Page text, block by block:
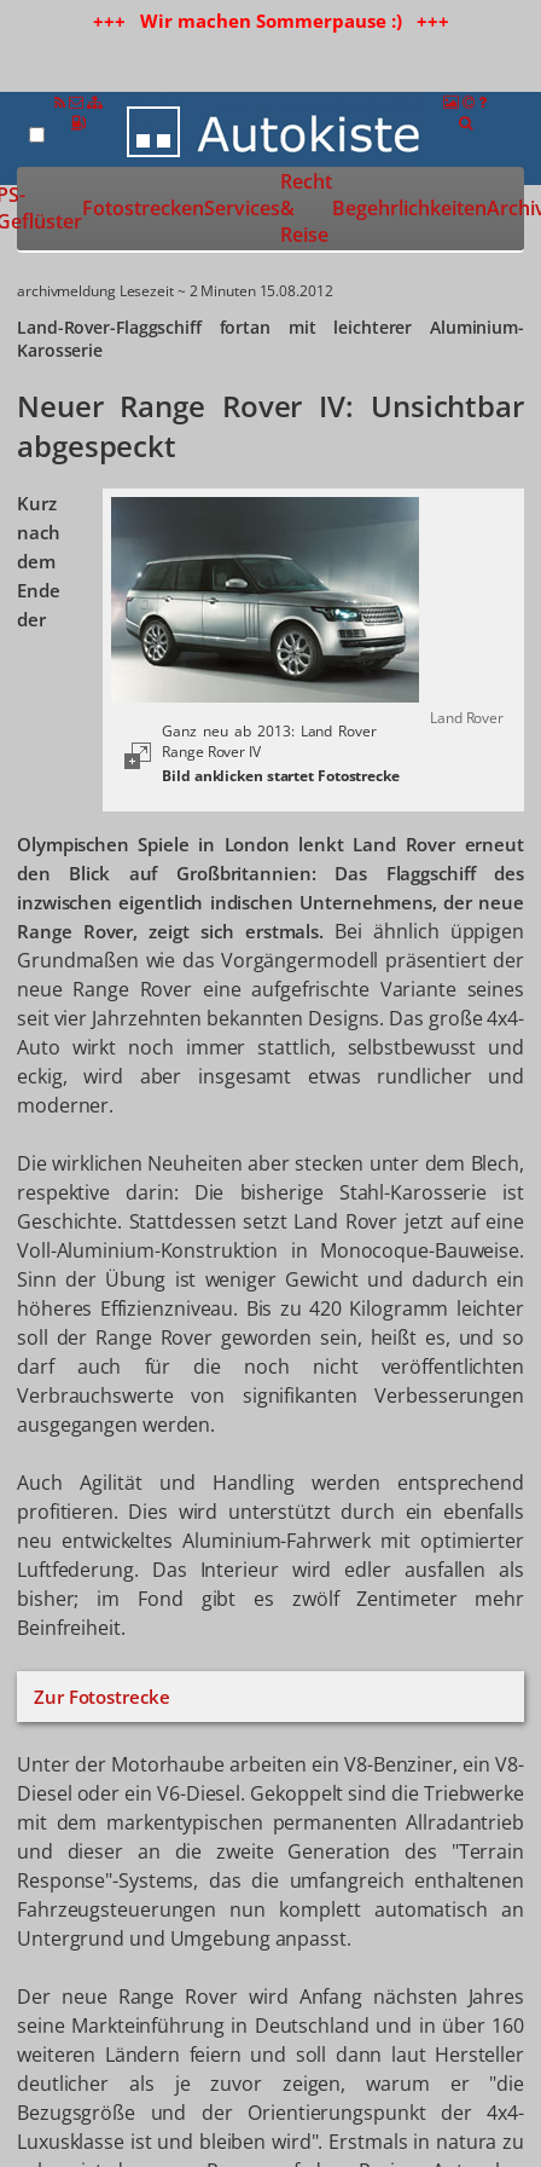
+++ Wir machen Sommerpause :) +++
Zur Startseite
FotostreckenServices
Recht
&
Reise
Begehrlichkeiten
archivmeldung Lesezeit ~ 2 Minuten 15.08.2012
Land-Rover-Flaggschiff fortan mit leichterer Aluminium-
Karosserie
Neuer Range Rover IV: Unsichtbar
abgespeckt
Land Rover
Ganz neu ab 2013: Land Rover
Range Rover IV
Kurz
nach
dem
Ende
der
Olympischen Spiele in London lenkt Land Rover erneut
den Blick auf Großbritannien: Das Flaggschiff des
inzwischen eigentlich indischen Unternehmens, der neue
Range Rover, zeigt sich erstmals. Bei ähnlich üppigen
Grundmaßen wie das Vorgängermodell präsentiert der
neue Range Rover eine aufgefrischte Variante seines
seit vier Jahrzehnten bekannten Designs. Das große 4x4-
Auto wirkt noch immer stattlich, selbstbewusst und
eckig, wird aber insgesamt etwas rundlicher und
moderner.
Die wirklichen Neuheiten aber stecken unter dem Blech,
respektive darin: Die bisherige Stahl-Karosserie ist
Geschichte. Stattdessen setzt Land Rover jetzt auf eine
Voll-Aluminium-Konstruktion in Monocoque-Bauweise.
Sinn der Übung ist weniger Gewicht und dadurch ein
höheres Effizienzniveau. Bis zu 420 Kilogramm leichter
soll der Range Rover geworden sein, heißt es, und so
darf auch für die noch nicht veröffentlichten
Verbrauchswerte von signifikanten Verbesserungen
ausgegangen werden.
Auch Agilität und Handling werden entsprechend
profitieren. Dies wird unterstützt durch ein ebenfalls
neu entwickeltes Aluminium-Fahrwerk mit optimierter
Luftfederung. Das Interieur wird edler ausfallen als
bisher; im Fond gibt es zwölf Zentimeter mehr
Beinfreiheit.
Zur Fotostrecke
Unter der Motorhaube arbeiten ein V8-Benziner, ein V8-
Diesel oder ein V6-Diesel. Gekoppelt sind die Triebwerke
mit dem markentypischen permanenten Allradantrieb
und dieser an die zweite Generation des "Terrain
Response"-Systems, das die umfangreich enthaltenen
Fahrzeugsteuerungen nun komplett automatisch an
Untergrund und Umgebung anpasst.
Der neue Range Rover wird Anfang nächsten Jahres
seine Markteinführung in Deutschland und in über 160
weiteren Ländern feiern und soll dann laut Hersteller
deutlicher als je zuvor zeigen, warum er "die
Bezugsgröße und der Orientierungspunkt der 4x4-
Luxusklasse ist und bleiben wird". Erstmals in natura zu